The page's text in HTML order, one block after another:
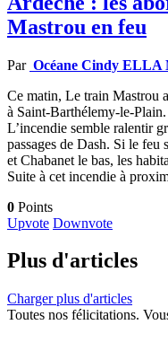
Mastrou en feu
Par Océane Cindy ELLA
Ce matin, Le train Mastrou
à Saint-Barthélemy-le-
L’incendie semble ralentir
passages de Dash. Si le feu
et Chabanet le bas, les
Suite à cet incendie à
0 Points
Upvote Downvote
Plus d'articles
Charger plus d'articles
Toutes nos félicitations.